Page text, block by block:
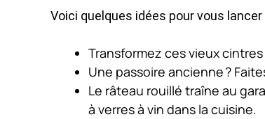
Voici quelques idées pour vous lancer
Transformez ces vieux
Une passoire ancienne ?
Le râteau rouillé traîne au
à verres à vin dans la cuisine.